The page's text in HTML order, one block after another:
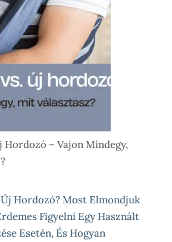
Hordozó – Vajon Mindegy,
Hordozó? Most Elmondjuk
Figyelni Egy Használt
Esetén, És Hogyan